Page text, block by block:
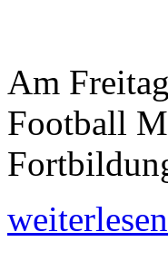
Am
Football
weiterlesen